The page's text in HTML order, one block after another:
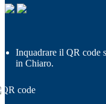
Inquadrare il QR code
in Chiaro.